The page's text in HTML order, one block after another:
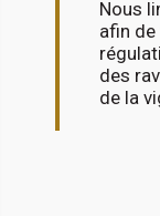
Nous
afin de
des
de la